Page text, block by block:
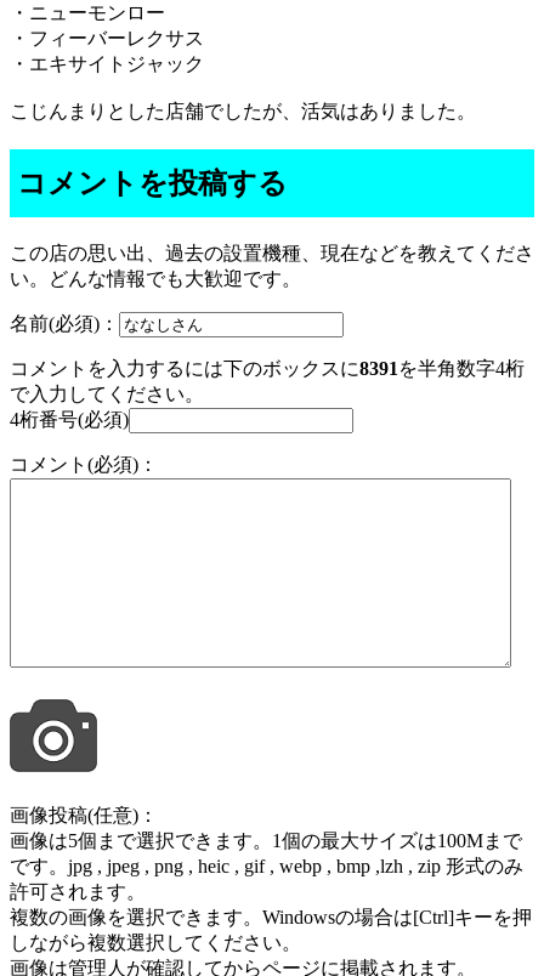
・ニューモンロー
・フィーバーレクサス
・エキサイトジャック
こじんまりとした店舗でしたが、活気はありました。
コメントを投稿する
この店の思い出、過去の設置機種、現在などを教えてくださ
い。どんな情報でも大歓迎です。
名前(必須)：
コメントを入力するには下のボックスに8391 を半角数字4桁
で入力してください。
4桁番号(必須)
コメント(必須)：
画像投稿(任意)：
画像は5個まで選択できます。1個の最大サイズは100Mまで
です。jpg , jpeg , png , heic , gif , webp , bmp ,lzh , zip 形式のみ
許可されます。
複数の画像を選択できます。Windowsの場合は[Ctrl]キーを押
しながら複数選択してください。
画像は管理人が確認してからページに掲載されます。